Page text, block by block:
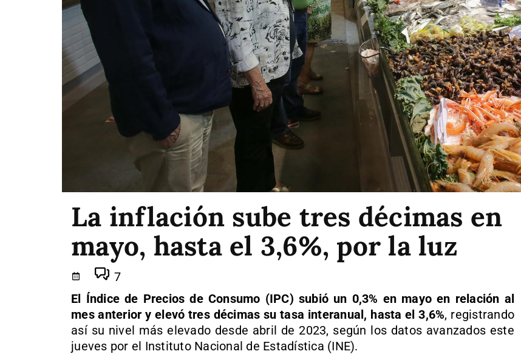
La inflación sube tres décimas en
mayo, hasta el 3,6%, por la luz
7
El Índice de Precios de Consumo (IPC) subió un 0,3% en mayo en relación al
mes anterior y elevó tres décimas su tasa interanual, hasta el 3,6%, registrando
así su nivel más elevado desde abril de 2023, según los datos avanzados este
jueves por el Instituto Nacional de Estadística (INE).